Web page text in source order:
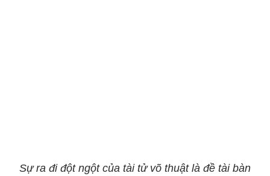
Sự ra đi đột ngột của tài tử võ thuật là đề tài bàn